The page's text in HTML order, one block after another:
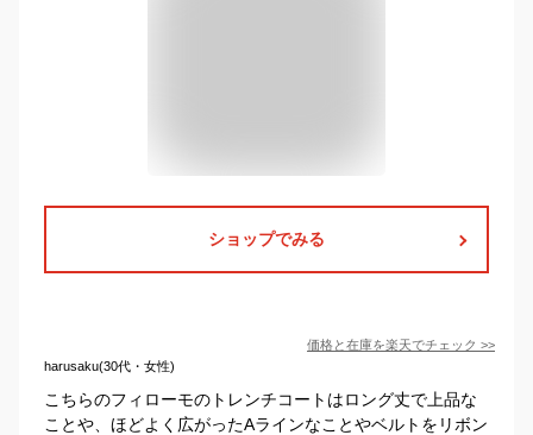
ショップでみる
価格と在庫を楽天でチェック >>
harusaku(30代・女性)
こちらのフィローモのトレンチコートはロング丈で上品な
ことや、ほどよく広がったAラインなことやベルトをリボン